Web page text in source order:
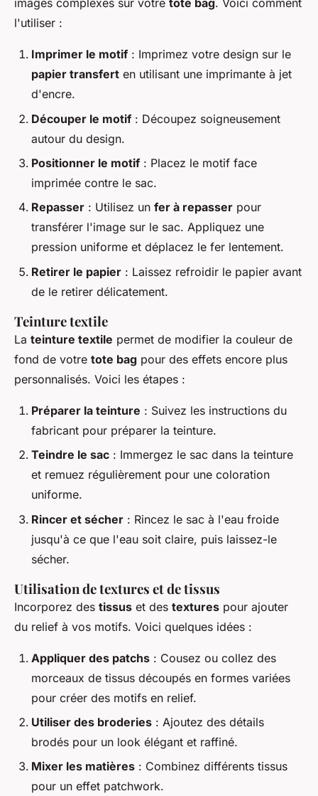
images complexes sur votre tote bag. Voici comment
l'utiliser :
Imprimer le motif: Imprimez votre design sur le
papier transfert en utilisant une imprimante à jet
d'encre.
Découper le motif: Découpez soigneusement
autour du design.
Positionner le motif: Placez le motif face
imprimée contre le sac.
Repasser : Utilisez un fer à repasser pour
transférer l'image sur le sac. Appliquez une
pression uniforme et déplacez le fer lentement.
Retirer le papier : Laissez refroidir le papier avant
de le retirer délicatement.
Teinture textile
La teinture textile permet de modifier la couleur de
fond de votre tote bag pour des effets encore plus
personnalisés. Voici les étapes :
Préparer la teinture : Suivez les instructions du
fabricant pour préparer la teinture.
Teindre le sac : Immergez le sac dans la teinture
et remuez régulièrement pour une coloration
uniforme.
Rincer et sécher : Rincez le sac à l'eau froide
jusqu'à ce que l'eau soit claire, puis laissez-le
sécher.
Utilisation de textures et de tissus
Incorporez des tissus et des textures pour ajouter
du relief à vos motifs. Voici quelques idées :
Appliquer des patchs : Cousez ou collez des
morceaux de tissus découpés en formes variées
pour créer des motifs en relief.
Utiliser des broderies : Ajoutez des détails
brodés pour un look élégant et raffiné.
Mixer les matières : Combinez différents tissus
pour un effet patchwork.